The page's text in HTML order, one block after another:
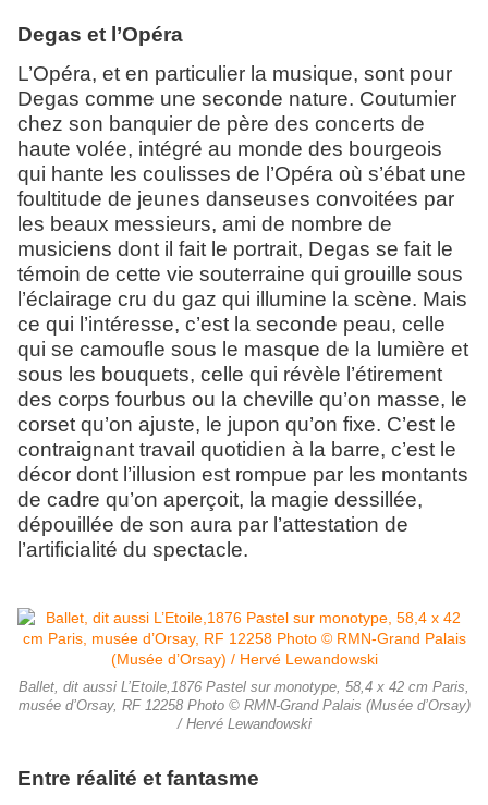
Degas et l’Opéra
L’Opéra, et en particulier la musique, sont pour
Degas comme une seconde nature. Coutumier
chez son banquier de père des concerts de
haute volée, intégré au monde des bourgeois
qui hante les coulisses de l’Opéra où s’ébat une
foultitude de jeunes danseuses convoitées par
les beaux messieurs, ami de nombre de
musiciens dont il fait le portrait, Degas se fait le
témoin de cette vie souterraine qui grouille sous
l’éclairage cru du gaz qui illumine la scène. Mais
ce qui l’intéresse, c’est la seconde peau, celle
qui se camoufle sous le masque de la lumière et
sous les bouquets, celle qui révèle l’étirement
des corps fourbus ou la cheville qu’on masse, le
corset qu’on ajuste, le jupon qu’on fixe. C’est le
contraignant travail quotidien à la barre, c’est le
décor dont l’illusion est rompue par les montants
de cadre qu’on aperçoit, la magie dessillée,
dépouillée de son aura par l’attestation de
l’artificialité du spectacle.
Ballet, dit aussi L’Etoile,1876 Pastel sur monotype, 58,4 x 42 cm Paris,
musée d’Orsay, RF 12258 Photo © RMN-Grand Palais (Musée d’Orsay)
/ Hervé Lewandowski
Entre réalité et fantasme